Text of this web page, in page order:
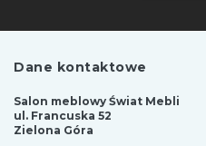
Dane kontaktowe
Salon meblowy Świat Mebli
ul. Francuska 52
Zielona Góra